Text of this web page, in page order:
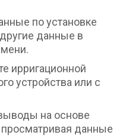
по установке
данные в
ирригационной
устройства или с
на основе
данные